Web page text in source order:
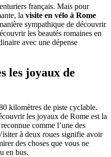
français. Mais pour
la visite en vélo à Rome
sympathique de découvrir
les beautés romaines en
avec une dépense
les joyaux de
kilomètres de piste cyclable.
les joyaux de Rome est la
comme l’une des
à deux roues signifie avoir
des choses que vous ne
en bus.